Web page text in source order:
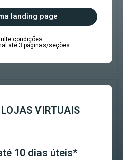
landing page
condições
até 3 páginas/seções.
VIRTUAIS
10 dias úteis*